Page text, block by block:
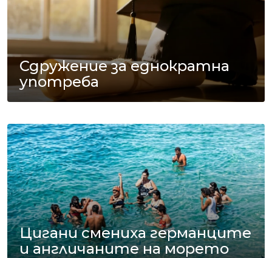
Сдружение за еднократна
употреба
Цигани смениха германците
и англичаните на морето